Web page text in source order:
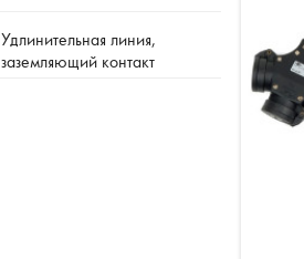
Удлинительная линия,
заземляющий контакт